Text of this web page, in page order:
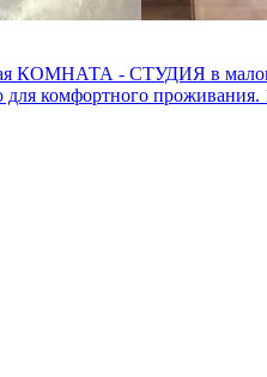
КОМНАТА - СТУДИЯ в
для комфортного